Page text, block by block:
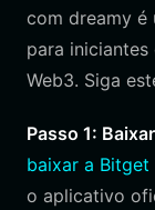
com dreamy
para
Web3. Siga
Passo 1:
baixar a Bitget
o aplicativo